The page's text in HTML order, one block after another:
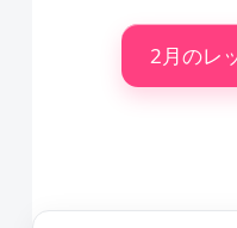
2月のレ